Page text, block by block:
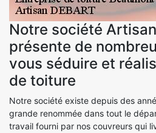
Notre société Artisan
présente de
vous séduire et
de toiture
Notre société existe depuis des
grande renommée dans tout le
travail fourni par nos couvreurs qui